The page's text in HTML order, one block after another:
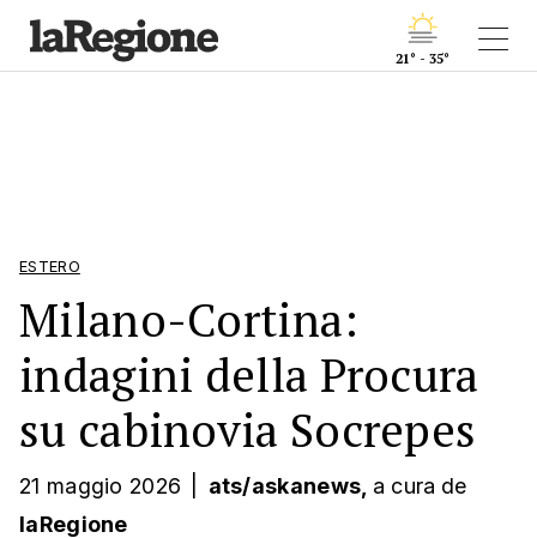
21° - 35°
ESTERO
Milano-Cortina:
indagini della Procura
su cabinovia Socrepes
21 maggio 2026 ats/askanews, a cura de
laRegione